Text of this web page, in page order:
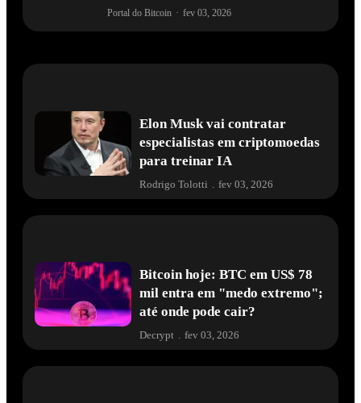
Portal do Bitcoin · fev 03, 2026
Elon Musk vai contratar
especialistas em criptomoedas
para treinar IA
Rodrigo Tolotti fev 03, 2026
Bitcoin hoje: BTC em US$ 78
mil entra em "medo extremo";
até onde pode cair?
Decrypt . fev 03, 2026